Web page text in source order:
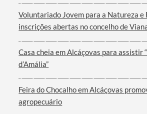
Categorias gerais
Filtros
Voluntariado Jovem para a Natureza e
inscrições abertas no concelho de
Casa cheia em Alcáçovas para assistir
d’Amália”
Feira do Chocalho em Alcáçovas
agropecuário